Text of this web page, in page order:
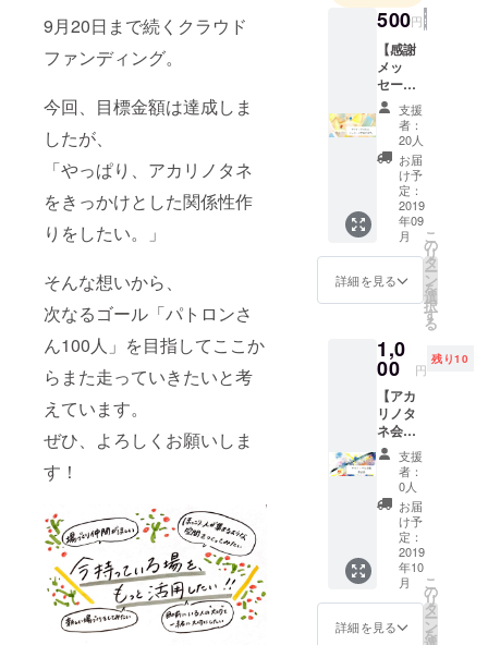
9月20日まで続くクラウド
ファンディング。
今回、目標金額は達成しま
したが、
「やっぱり、アカリノタネ
をきっかけとした関係性作
りをしたい。」
そんな想いから、
次なるゴール「パトロンさ
ん100人」を目指してここか
らまた走っていきたいと考
えています。
ぜひ、よろしくお願いしま
す！
ら、心の奥
にある声に
耳を傾けら
れる時間を
提案した
い、そんな
想いで、現
在は関西で
月に一度イ
ベントとし
て活動して
います。み
ナーin尼崎、
ありのまま
実験室in静岡
県三島市、
ぞうの湯in京
都などへの
参加、学校
相談室や
チームビル
ディングに
も関わって
います。
500円
【感謝
メッ
セー
ジ】ア
カリノ
タネか
らの感
謝の言
葉を
綴った
メール
を送ら
せてい
ただき
ます。
※メール
スは必
ず誤り
のない
ように
ご記入
くださ
い。
支援
者：
20人
お届
け予
定：
2019
年09
月
詳細を見る
こ
の
リ
タ
ー
ン
を
選
択
す
る
1,0
00 円
残り10
【アカ
リノタ
ネ会議
参加リ
ター
ン】 普
段開催
してい
るアカ
リノタ
ネ会議
に、一
緒に参
加して
みませ
支援
者：
0人
お届
け予
定：
2019
年10
月
詳細を見る
こ
の
リ
タ
ー
ン
を